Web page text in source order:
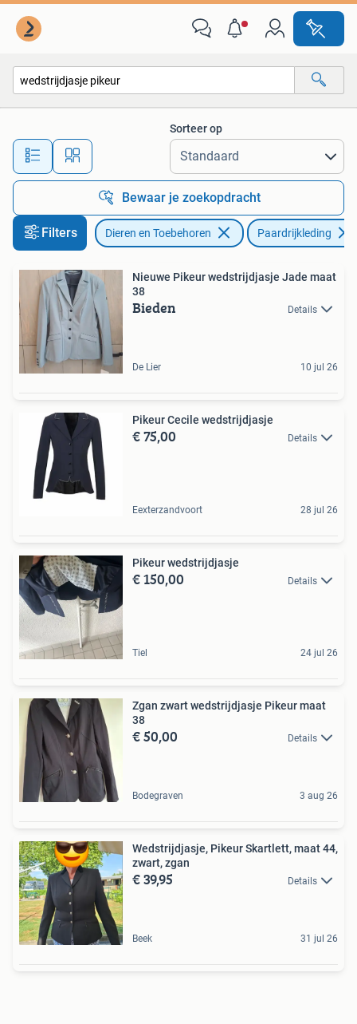
Alle afstanden…
Sorteer op
Bewaar je zoekopdracht
Filters Dieren en Toebehoren Paardrijkleding
Nieuwe Pikeur wedstrijdjasje Jade maat
38
Bieden Details
De Lier 10 jul 26
Pikeur Cecile wedstrijdjasje
€ 75,00 Details
Eexterzandvoort 28 jul 26
Pikeur wedstrijdjasje
€ 150,00 Details
Tiel 24 jul 26
Zgan zwart wedstrijdjasje Pikeur maat
38
€ 50,00 Details
Bodegraven 3 aug 26
Wedstrijdjasje, Pikeur Skartlett, maat 44,
zwart, zgan
€ 39,95 Details
Beek 31 jul 26